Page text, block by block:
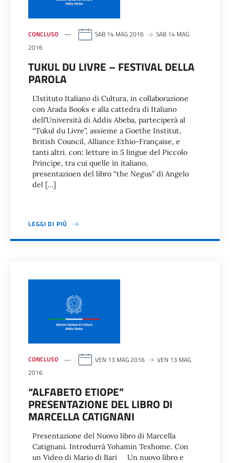
CONCLUSO SAB 14 MAG 2016
SAB 14 MAG
2016
TUKUL DU LIVRE – FESTIVAL DELLA
PAROLA
L’Istituto Italiano di Cultura, in collaborazione
con Arada Books e alla cattedra di Italiano
dell’Università di Addis Abeba, parteciperà al
“Tukul du Livre”, assieme a Goethe Institut,
British Council, Alliance Ethio-Française, e
tanti altri. con: letture in 5 lingue del Piccolo
Principe, tra cui quelle in italiano,
presentazioen del libro “the Negus” di Angelo
del […]
LEGGI DI PIÙ
CONCLUSO VEN 13 MAG 2016
VEN 13 MAG
2016
“ALFABETO ETIOPE”
PRESENTAZIONE DEL LIBRO DI
MARCELLA CATIGNANI
Presentazione del Nuovo libro di Marcella
Catignani. Introdurrà Yohamin Teshome. Con
un Video di Mario di Bari Un nuovo libro e